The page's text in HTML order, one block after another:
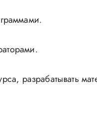
разрабатывать